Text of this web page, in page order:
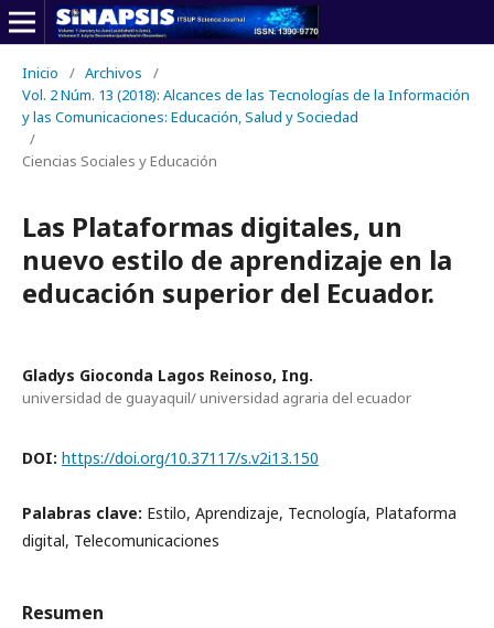
Inicio / Archivos
/
Vol. 2 Núm. 13 (2018): Alcances de las Tecnologías de la Información
y las Comunicaciones: Educación, Salud y Sociedad
/
Ciencias Sociales y Educación
Las Plataformas digitales, un
nuevo estilo de aprendizaje en la
educación superior del Ecuador.
Gladys Gioconda Lagos Reinoso, Ing.
universidad de guayaquil/ universidad agraria del ecuador
DOI: https://doi.org/10.37117/s.v2i13.150
Palabras clave: Estilo, Aprendizaje, Tecnología, Plataforma
digital, Telecomunicaciones
Resumen